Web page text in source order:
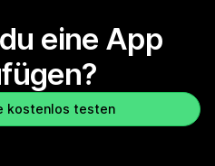
eine App
kostenlos testen